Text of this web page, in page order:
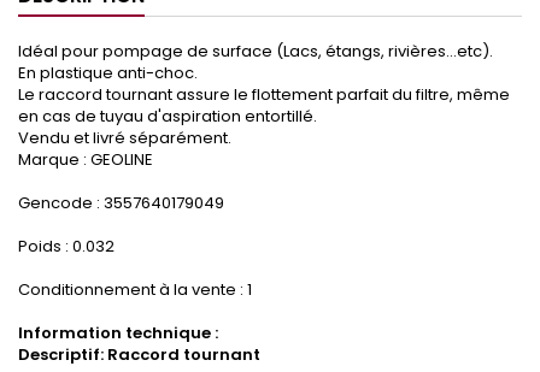
Idéal pour pompage de surface (Lacs, étangs, rivières...etc).
En plastique anti-choc.
Le raccord tournant assure le flottement parfait du filtre, même
en cas de tuyau d'aspiration entortillé.
Vendu et livré séparément.
Marque : GEOLINE
Gencode : 3557640179049
Poids : 0.032
Conditionnement à la vente : 1
Information technique :
Descriptif: Raccord tournant